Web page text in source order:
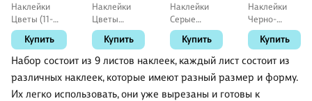
Набор состоит из 9 листов наклеек, каждый лист состоит из
различных наклеек, которые имеют разный размер и форму.
Их легко использовать, они уже вырезаны и готовы к
Наклейки
Цветы (11-
21285-1380)
(упаковка)
Bookvalno
Купить
Наклейки
Цветы
(голубые),
PVCКупить
Наклейки
Серые
Котики
Купить
Наклейки
Черно-
белые коты
бумажные ,
9*17,5 (6
Купить